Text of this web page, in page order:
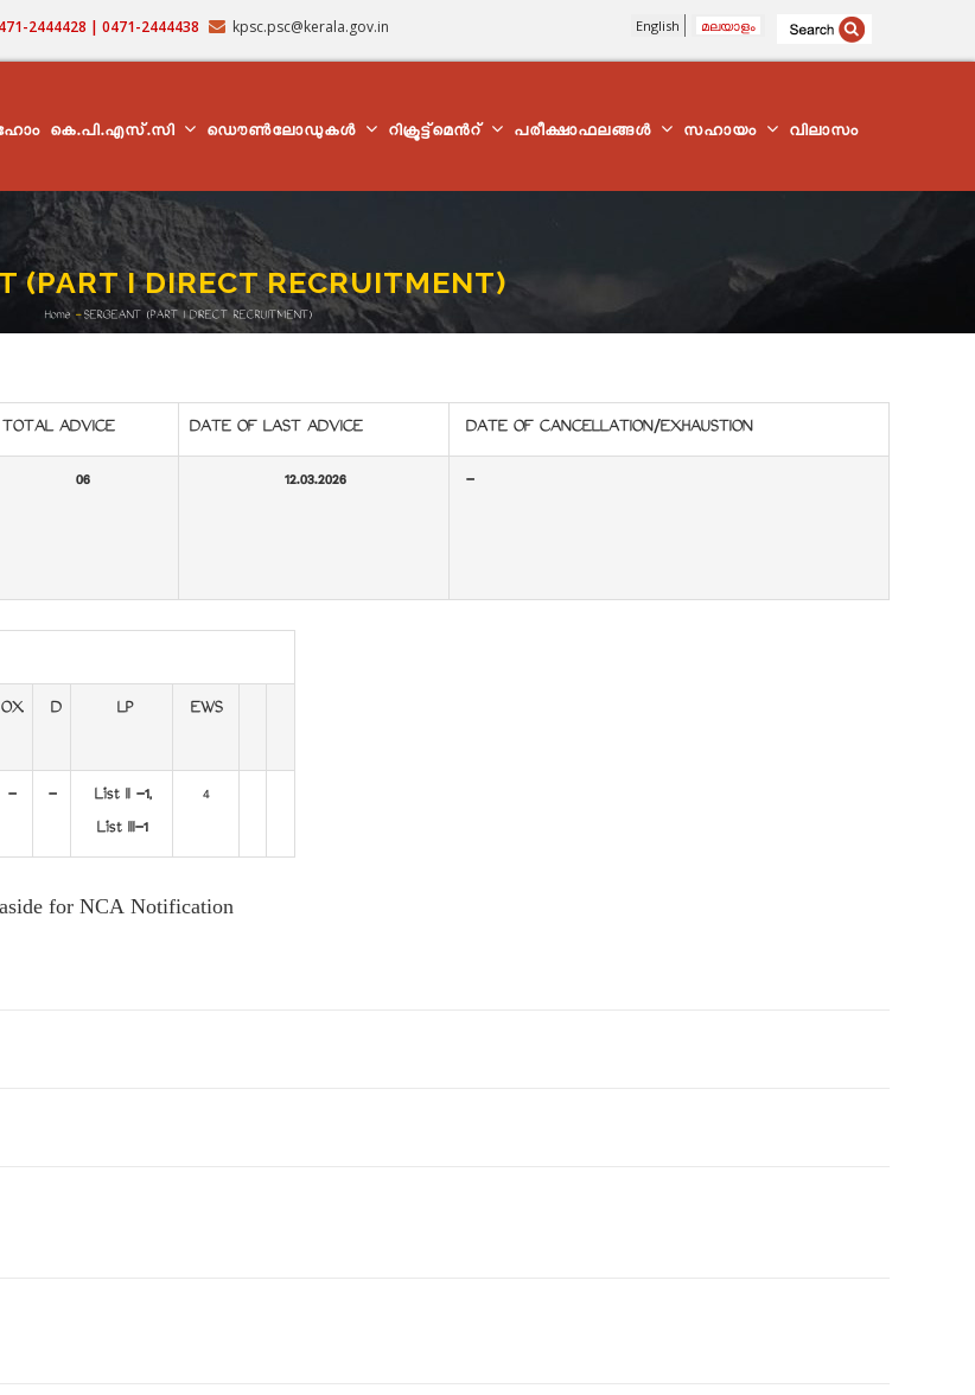
2444428 | 0471-2444438 kpsc.psc@kerala.gov.in English മലയാളം
കെ.പി.എസ്.സി ഡൌൺലോഡുകൾ റിക്രൂട്ട്മെന്‍റ് പരീക്ഷാഫലങ്ങൾ സഹായം വിലാസം
(PART I DIRECT RECRUITMENT)
Breadcrumb
Home - SERGEANT (PART I DIRECT RECRUITMENT)
TOTAL ADVICE DATE OF LAST ADVICE DATE OF CANCELLATION/EXHAUSTION
06 12.03.2026 -
OX D LP EWS
- -
List II -1,
List III-1
4
for NCA Notification